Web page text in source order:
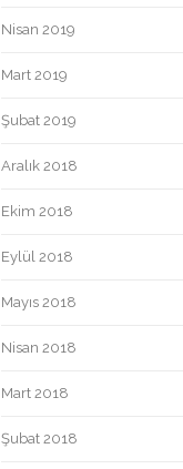
Nisan 2019
Mart 2019
Şubat 2019
Aralık 2018
Ekim 2018
Eylül 2018
Mayıs 2018
Nisan 2018
Mart 2018
Şubat 2018